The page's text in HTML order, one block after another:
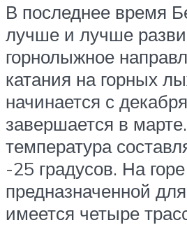
В последнее время
лучше и лучше
горнолыжное
катания на горных
начинается с
завершается в
температура
-25 градусов. На
предназначенной
имеется четыре